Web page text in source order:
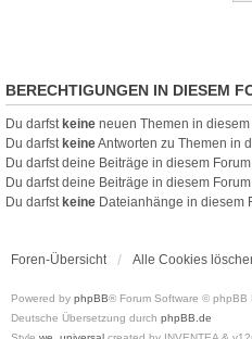
BERECHTIGUNGEN IN DIESEM
Du darfst keine neuen Themen in diesem
Du darfst keineAntworten zu Themen in
Du darfst deine Beiträge in diesem Forum
Du darfst deine Beiträge in diesem Forum
Du darfst keine Dateianhänge in diesem
Foren-Übersicht Alle Cookies
Powered by phpBB® Forum Software © phpBB
Deutsche Übersetzung durch phpBB.de